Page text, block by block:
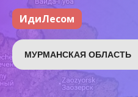
ИдиЛесом
МУРМАНСКАЯ ОБЛАСТЬ